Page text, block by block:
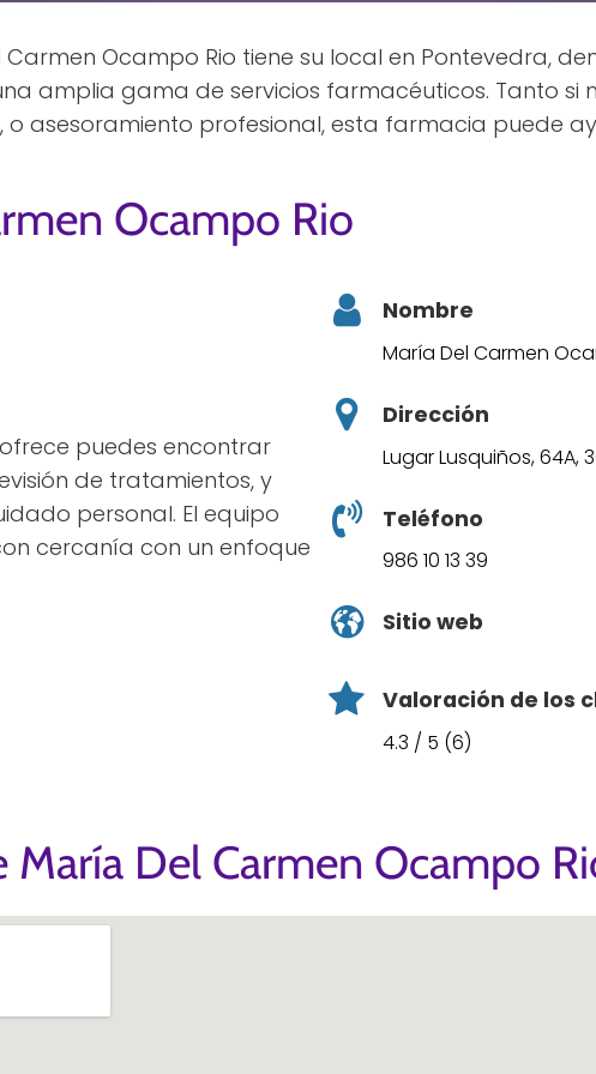
Ocampo Rio tiene su local en Pontevedra,
amplia gama de servicios farmacéuticos. Tanto si
o asesoramiento profesional, esta farmacia puede
Ocampo Rio
puedes encontrar
de tratamientos, y
personal. El equipo
cercanía con un enfoque
Nombre
María Del Carmen
Dirección
Lugar Lusquiños, 64A,
Teléfono
986 10 13 39
Sitio web
Valoración de los
4.3 / 5 (6)
María Del Carmen Ocampo